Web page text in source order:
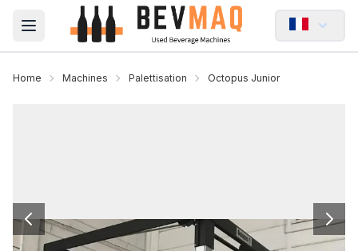
Open main menu
Home Machines Palettisation Octopus Junior